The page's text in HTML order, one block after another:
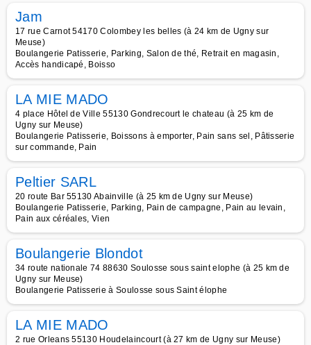
Jam
17 rue Carnot 54170 Colombey les belles (à 24 km de Ugny sur
Meuse)
Boulangerie Patisserie, Parking, Salon de thé, Retrait en magasin,
Accès handicapé, Boisso
LA MIE MADO
4 place Hôtel de Ville 55130 Gondrecourt le chateau (à 25 km de
Ugny sur Meuse)
Boulangerie Patisserie, Boissons à emporter, Pain sans sel, Pâtisserie
sur commande, Pain
Peltier SARL
20 route Bar 55130 Abainville (à 25 km de Ugny sur Meuse)
Boulangerie Patisserie, Parking, Pain de campagne, Pain au levain,
Pain aux céréales, Vien
Boulangerie Blondot
34 route nationale 74 88630 Soulosse sous saint elophe (à 25 km de
Ugny sur Meuse)
Boulangerie Patisserie à Soulosse sous Saint élophe
LA MIE MADO
2 rue Orleans 55130 Houdelaincourt (à 27 km de Ugny sur Meuse)